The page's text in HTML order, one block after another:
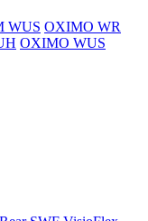
WUS OXIMO WR
OXIMO WUS